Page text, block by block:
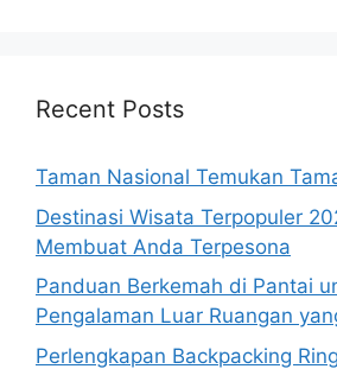
Recent Posts
Taman Nasional Temukan
Destinasi Wisata Terpopuler
Membuat Anda Terpesona
Panduan Berkemah di Pantai
Pengalaman Luar Ruangan
Perlengkapan Backpacking